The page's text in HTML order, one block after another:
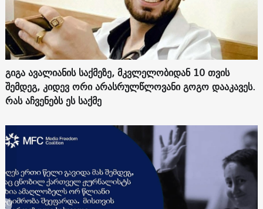
გიგა ავალიანის საქმეზე, მკვლელობიდან 10 თვის
შემდეგ, კიდევ ორი არასრულწლოვანი გოგო დააკავეს.
რას აჩვენებს ეს საქმე